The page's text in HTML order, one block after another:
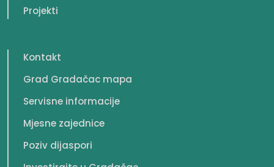
Projekti
Kontakt
Grad Gradačac mapa
Servisne informacije
Mjesne zajednice
Poziv dijaspori